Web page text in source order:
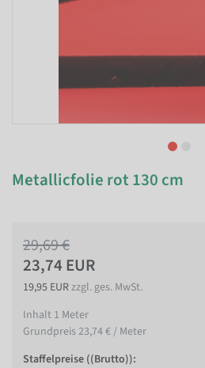
Metallicfolie rot 130 cm
29,69 €
23,74 EUR
19,95 EURzzgl. ges. MwSt.
Inhalt 1 Meter
Grundpreis23,74 € / Meter
Staffelpreise ((Brutto)):